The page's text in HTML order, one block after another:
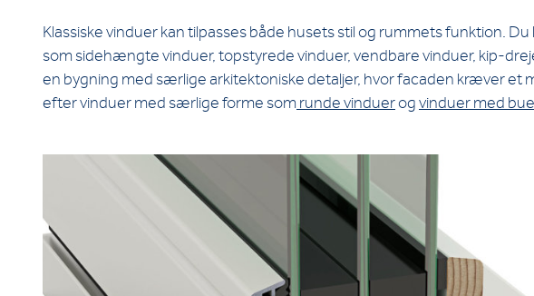
Klassiske vinduer kan tilpasses både husets stil og rummets funktion.
som sidehængte vinduer, topstyrede vinduer, vendbare vinduer, kip-
en bygning med særlige arkitektoniske detaljer, hvor facaden kræver et
efter vinduer med særlige forme som runde vinduerog vinduer med